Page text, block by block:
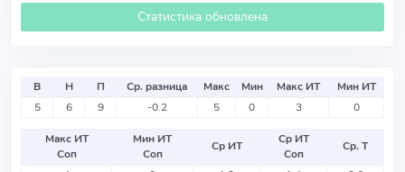
Статистика обновлена
В Н П Ср. разница Макс Мин Макс ИТ
Мин ИТ
5
6 9 -0.2 5 0 3 0
Макс ИТ
Соп
Мин ИТ
Соп
Ср ИТ
Ср ИТ
Соп
Ср. Т